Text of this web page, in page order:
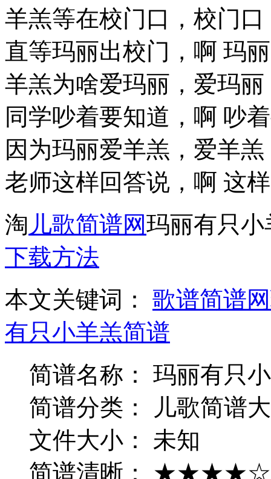
羊羔等在校门口，校门
直等玛丽出校门，啊 玛
羊羔为啥爱玛丽，爱玛
同学吵着要知道，啊 吵
因为玛丽爱羊羔，爱羊
老师这样回答说，啊 这
淘 儿歌简谱网玛丽有只
下载方法
本文关键词： 歌谱简谱
有只小羊羔简谱
简谱名称： 玛丽有只
简谱分类： 儿歌简谱
文件大小： 未知
简谱清晰： ★★★★☆